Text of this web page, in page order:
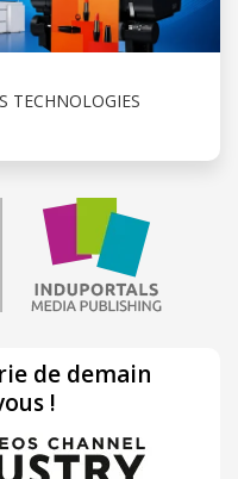
TECHNOLOGIES
de demain
!